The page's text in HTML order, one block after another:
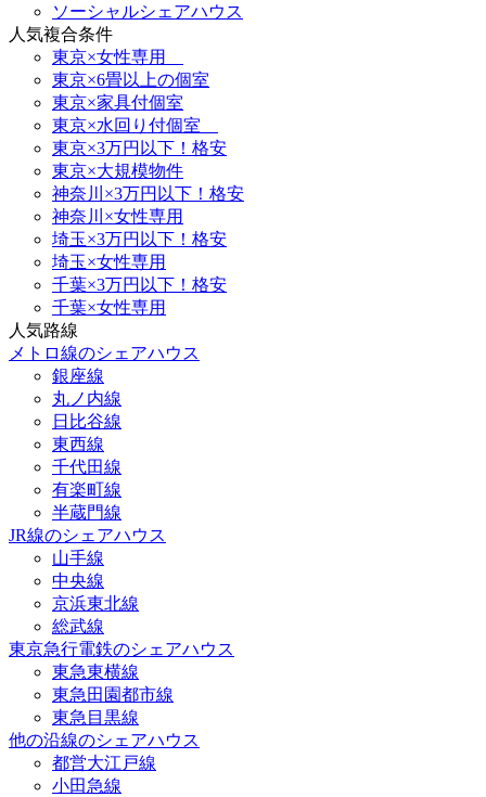
ソーシャルシェアハウス
人気複合条件
東京×女性専用
東京×6畳以上の個室
東京×家具付個室
東京×水回り付個室
東京×3万円以下！格安
東京×大規模物件
神奈川×3万円以下！格安
神奈川×女性専用
埼玉×3万円以下！格安
埼玉×女性専用
千葉×3万円以下！格安
千葉×女性専用
人気路線
メトロ線のシェアハウス
銀座線
丸ノ内線
日比谷線
東西線
千代田線
有楽町線
半蔵門線
JR線のシェアハウス
山手線
中央線
京浜東北線
総武線
東京急行電鉄のシェアハウス
東急東横線
東急田園都市線
東急目黒線
他の沿線のシェアハウス
都営大江戸線
小田急線